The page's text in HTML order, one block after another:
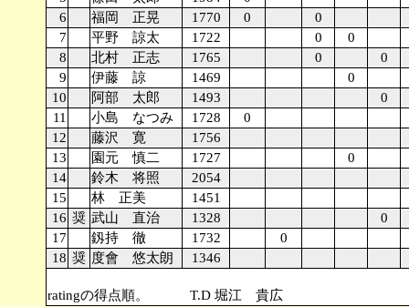
6 福岡 正晃 1770 0
0
7
平野 諒太 1722 0
0
8
北村 正志 1765 0
0
9
伊藤 諒 1469
0
10
阿部 太郎 1493
0
11
小島 なつみ 1728
0
12
藤沢 寛
1756
13
園元 慎二 1727
0
14
鈴木 将照
2054
15
林 正美
1451
16 奨 武山 直治 1328
0
17
釼持 徹 1732
0
18 奨 度會 悠太朗
1346
ratingの得点順。 T.D 堀江 貴広